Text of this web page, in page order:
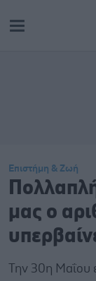
Επιστήμη & Ζωή
μας ο
Την 30η Μαΐου